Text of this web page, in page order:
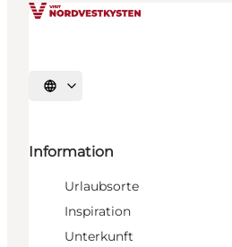
Sprache auswählen
Information
Urlaubsorte
Inspiration
Unterkunft